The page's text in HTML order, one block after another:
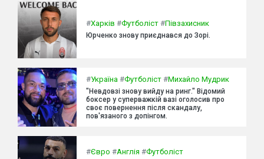
#Харків #Футболіст #Півзахисник
Юрченко знову приєднався до Зорі.
#Україна #Футболіст #Михайло Мудрик
"Невдовзі знову вийду на ринг." Відомий
боксер у суперважкій вазі оголосив про
своє повернення після скандалу,
пов'язаного з допінгом.
#Євро #Англія #Футболіст